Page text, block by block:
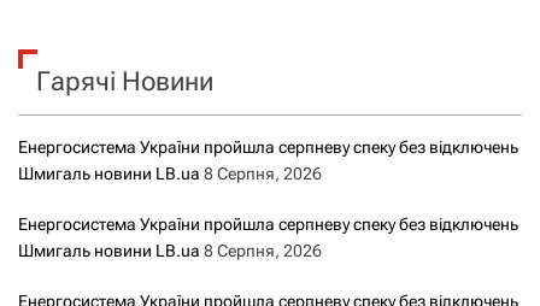
ц
і
я
з
к
Гарячі Новини
Енергосистема України пройшла серпневу спеку без відключень
Шмигаль новини LB.ua 8 Серпня, 2026
Енергосистема України пройшла серпневу спеку без відключень
Шмигаль новини LB.ua 8 Серпня, 2026
Енергосистема України пройшла серпневу спеку без відключень